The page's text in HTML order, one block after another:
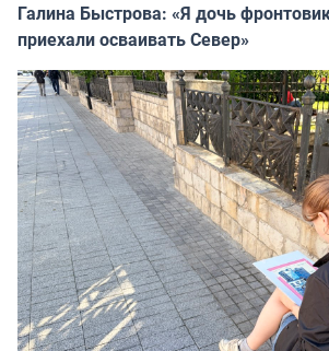
Галина Быстрова: «Я дочь
приехали осваивать Север»